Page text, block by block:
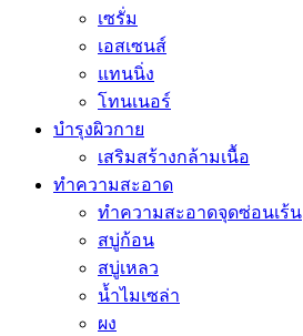
เซรั่ม
เอสเซนส์
แทนนิ่ง
โทนเนอร์
บำรุงผิวกาย
เสริมสร้างกล้ามเนื้อ
ทำความสะอาด
ทำความสะอาดจุดซ่อนเร้น
สบู่ก้อน
สบู่เหลว
น้ำไมเซล่า
ผง